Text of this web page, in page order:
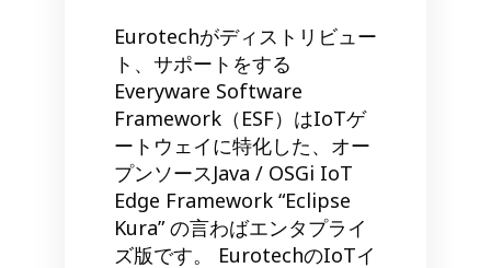
Eurotechがディストリビュー
ト、サポートをする
Everyware Software
Framework（ESF）はIoTゲ
ートウェイに特化した、オー
プンソースJava / OSGi IoT
Edge Framework “Eclipse
Kura” の言わばエンタプライ
ズ版です。 EurotechのIoTイ